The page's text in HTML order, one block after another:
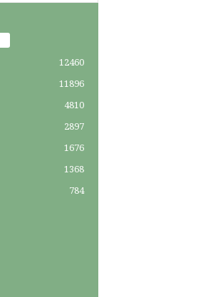
12460
11896
4810
2897
1676
1368
784